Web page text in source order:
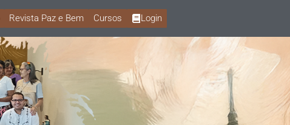
Revista Paz e Bem Cursos Login